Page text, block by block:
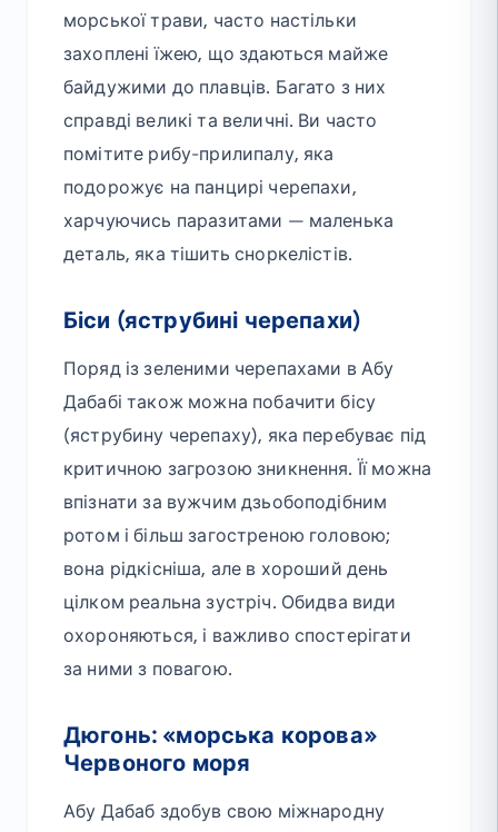
морської трави, часто настільки
захоплені їжею, що здаються майже
байдужими до плавців. Багато з них
справді великі та величні. Ви часто
помітите рибу-прилипалу, яка
подорожує на панцирі черепахи,
харчуючись паразитами — маленька
деталь, яка тішить сноркелістів.
Біси (яструбині черепахи)
Поряд із зеленими черепахами в Абу
Дабабі також можна побачити бісу
(яструбину черепаху), яка перебуває під
критичною загрозою зникнення. Її можна
впізнати за вужчим дзьобоподібним
ротом і більш загостреною головою;
вона рідкісніша, але в хороший день
цілком реальна зустріч. Обидва види
охороняються, і важливо спостерігати
за ними з повагою.
Дюгонь: «морська корова»
Червоного моря
Абу Дабаб здобув свою міжнародну